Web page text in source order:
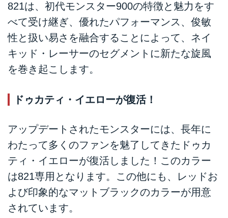
821は、初代モンスター900の特徴と魅力をす
べて受け継ぎ、優れたパフォーマンス、俊敏
性と扱い易さを融合することによって、ネイ
キッド・レーサーのセグメントに新たな旋風
を巻き起こします。
ドゥカティ・イエローが復活！
アップデートされたモンスターには、長年に
わたって多くのファンを魅了してきたドゥカ
ティ・イエローが復活しました！このカラー
は821専用となります。この他にも、レッドお
よび印象的なマットブラックのカラーが用意
されています。